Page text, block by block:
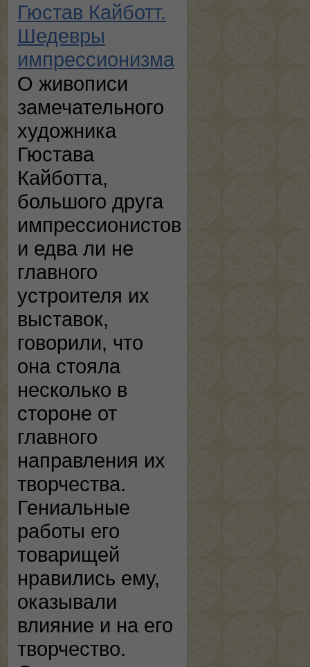
Гюстав Кайботт.
Шедевры
импрессионизма
О живописи
замечательного
художника
Гюстава
Кайботта,
большого друга
импрессионистов
и едва ли не
главного
устроителя их
выставок,
говорили, что
она стояла
несколько в
стороне от
главного
направления их
творчества.
Гениальные
работы его
товарищей
нравились ему,
оказывали
влияние и на его
творчество.